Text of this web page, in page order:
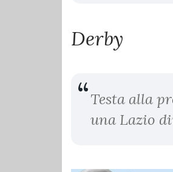
Derby
Testa alla
una Lazio